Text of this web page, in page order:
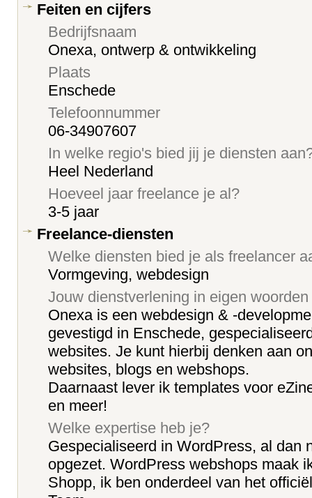
Feiten en cijfers
Bedrijfsnaam
Onexa, ontwerp & ontwikkeling
Plaats
Enschede
Telefoonnummer
06-34907607
In welke regio's bied jij je diensten
Heel Nederland
Hoeveel jaar freelance je al?
3-5 jaar
Freelance-diensten
Welke diensten bied je als freelancer
Vormgeving, webdesign
Jouw dienstverlening in eigen woorden
Onexa is een webdesign & -
gevestigd in Enschede,
websites. Je kunt hierbij denken aan
websites, blogs en webshops.
Daarnaast lever ik templates voor
en meer!
Welke expertise heb je?
Gespecialiseerd in WordPress, al dan
opgezet. WordPress webshops maak
Shopp, ik ben onderdeel van het